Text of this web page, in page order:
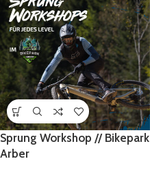
Sprung Workshop // Bikepark
Arber